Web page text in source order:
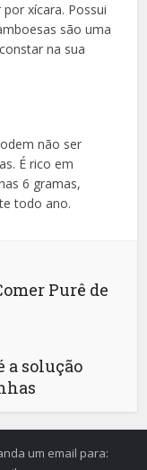
xícara. Possui
são uma
na sua
não ser
É rico em
6 gramas,
todo ano.
Purê de
a solução
um email para: